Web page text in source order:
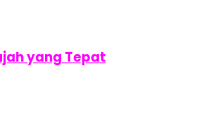
yang Tepat